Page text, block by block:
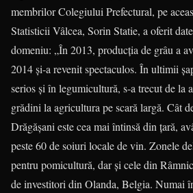
membrilor Colegiului Prefectural, pe
Statisticii Vâlcea, Sorin Statie, a oferit
domeniu: „În 2013, producția de grâu a
2014 și-a revenit spectaculos. În ultimii
serios și în legumicultură, s-a trecut de la
grădini la agricultura pe scară largă. Cât
Drăgășani este cea mai întinsă din țară,
peste 60 de soiuri locale de vin. Zonele
pentru pomicultură, dar și cele din
de investitori din Olanda, Belgia. Numai